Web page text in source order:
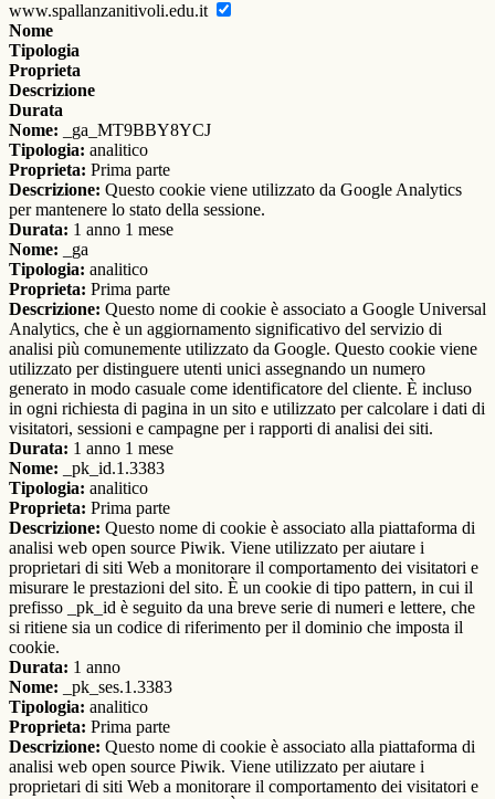
www.spallanzanitivoli.edu.it
Nome
Tipologia
Proprieta
Descrizione
Durata
Nome: _ga_MT9BBY8YCJ
Tipologia: analitico
Proprieta: Prima parte
Descrizione: Questo cookie viene utilizzato da Google Analytics
per mantenere lo stato della sessione.
Durata: 1 anno 1 mese
Nome: _ga
Tipologia: analitico
Proprieta: Prima parte
Descrizione: Questo nome di cookie è associato a Google Universal
Analytics, che è un aggiornamento significativo del servizio di
analisi più comunemente utilizzato da Google. Questo cookie viene
utilizzato per distinguere utenti unici assegnando un numero
generato in modo casuale come identificatore del cliente. È incluso
in ogni richiesta di pagina in un sito e utilizzato per calcolare i dati di
visitatori, sessioni e campagne per i rapporti di analisi dei siti.
Durata: 1 anno 1 mese
Nome: _pk_id.1.3383
Tipologia: analitico
Proprieta: Prima parte
Descrizione: Questo nome di cookie è associato alla piattaforma di
analisi web open source Piwik. Viene utilizzato per aiutare i
proprietari di siti Web a monitorare il comportamento dei visitatori e
misurare le prestazioni del sito. È un cookie di tipo pattern, in cui il
prefisso _pk_id è seguito da una breve serie di numeri e lettere, che
si ritiene sia un codice di riferimento per il dominio che imposta il
cookie.
Durata: 1 anno
Nome: _pk_ses.1.3383
Tipologia: analitico
Proprieta: Prima parte
Descrizione: Questo nome di cookie è associato alla piattaforma di
analisi web open source Piwik. Viene utilizzato per aiutare i
proprietari di siti Web a monitorare il comportamento dei visitatori e